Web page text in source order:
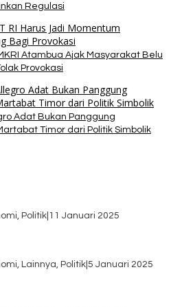
Regulasi
Atambua Ajak Masyarakat Belu
Provokasi
Adat Bukan Panggung
Timor dari Politik Simbolik
Politik 11 Januari 2025
Lainnya, Politik 5 Januari 2025